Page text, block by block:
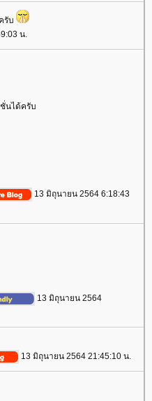
รับ
น.
นได้ครับ
13 มิถุนายน 2564 6:18:43
13 มิถุนายน 2564
13 มิถุนายน 2564 21:45:10 น.